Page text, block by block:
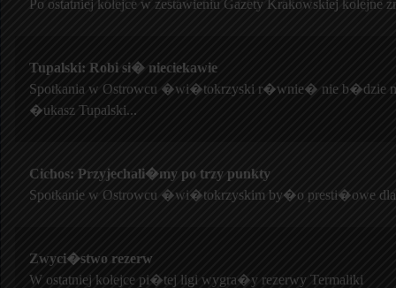
Po ostatniej kolejce w zestawieniu Gazety Krakowskiej kolejne
Tupalski: Robi si� nieciekawie
Spotkania w Ostrowcu �wi�tokrzyski r�wnie� nie b�dzie
�ukasz Tupalski...
Cichos: Przyjechali�my po trzy punkty
Spotkanie w Ostrowcu �wi�tokrzyskim by�o presti�owe dla
Zwyci�stwo rezerw
W ostatniej kolejce pi�tej ligi wygra�y rezerwy Termaliki